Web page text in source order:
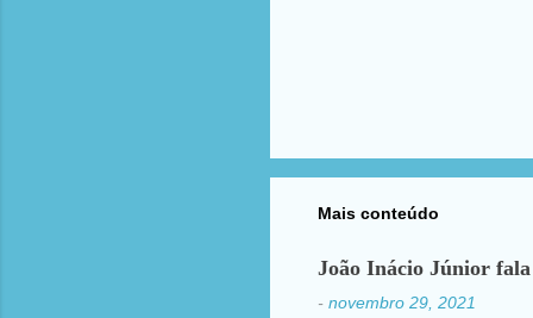
Mais conteúdo
João Inácio Júnior fala
- novembro 29, 2021